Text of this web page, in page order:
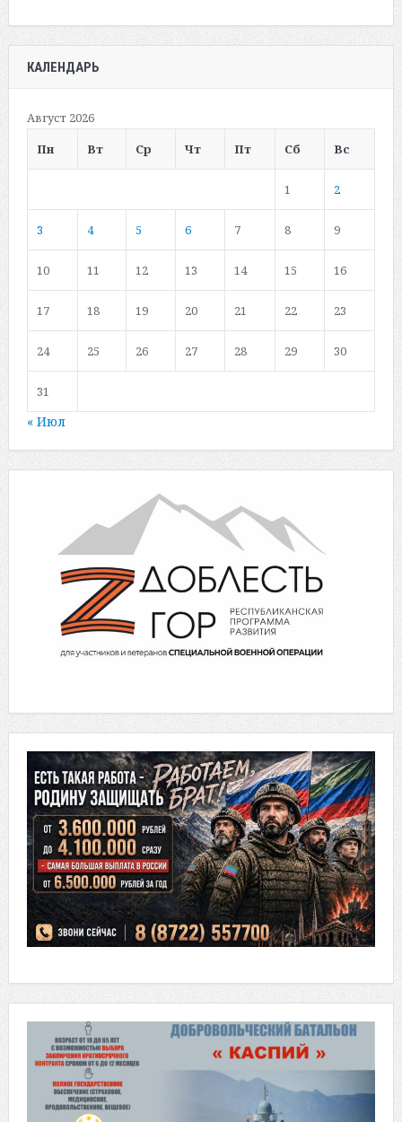
КАЛЕНДАРЬ
Август 2026
Пн
Вт Ср Чт Пт Сб Вс
1 2
3 4 5 6 7 8 9
10 11 12 13 14 15 16
17 18 19 20 21 22 23
24 25 26 27 28 29 30
31
« Июл